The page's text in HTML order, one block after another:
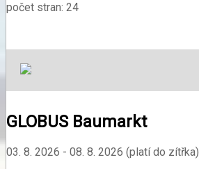
počet stran: 24
GLOBUS Baumarkt
03. 8. 2026 - 08. 8. 2026 (platí do zítřka)